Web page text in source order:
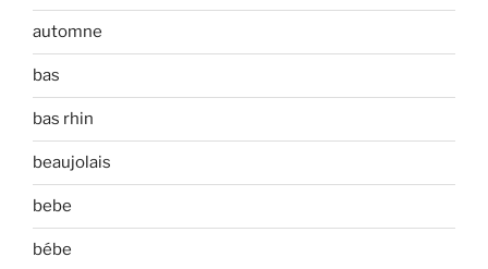
automne
bas
bas rhin
beaujolais
bebe
bébe